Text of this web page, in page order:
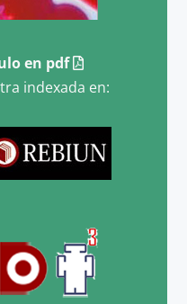
en pdf
indexada en: